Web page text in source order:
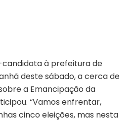
candidata à prefeitura de
deste sábado, a cerca de
a Emancipação da
“Vamos enfrentar,
cinco eleições, mas nesta